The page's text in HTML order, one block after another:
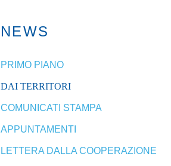
NEWS
PRIMO PIANO
DAI TERRITORI
COMUNICATI STAMPA
APPUNTAMENTI
LETTERA DALLA COOPERAZIONE